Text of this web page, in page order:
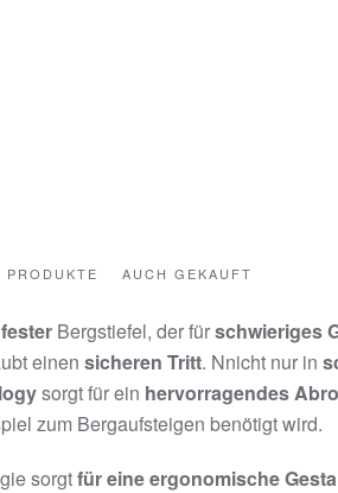
PRODUKTE AUCH GEKAUFT
Bergstiefel, der fürschwieriges
einen sicheren Tritt. Nnicht nur in
sorgt für ein hervorragendes
zum Bergaufsteigen benötigt wird.
sorgtfür eine ergonomische